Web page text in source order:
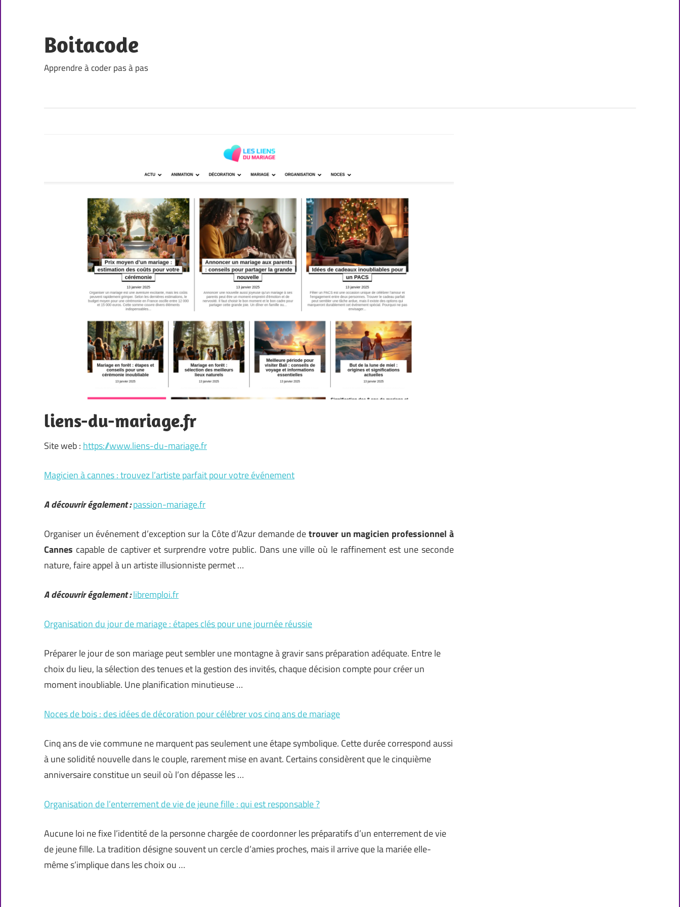
content
Boitacode
Apprendre à coder pas à pas
liens-du-mariage.fr
Site web : https://www.liens-du-mariage.fr
Magicien à cannes : trouvez l’artiste parfait pour votre événement
A découvrir également :passion-mariage.fr
Organiser un événement d’exception sur la Côte d’Azur demande detrouver un magicien professionnel à
Cannes capable de captiver et surprendre votre public. Dans une ville où le raffinement est une seconde
nature, faire appel à un artiste illusionniste permet …
A découvrir également :libremploi.fr
Organisation du jour de mariage : étapes clés pour une journée réussie
Préparer le jour de son mariage peut sembler une montagne à gravir sans préparation adéquate. Entre le
choix du lieu, la sélection des tenues et la gestion des invités, chaque décision compte pour créer un
moment inoubliable. Une planification minutieuse …
Noces de bois : des idées de décoration pour célébrer vos cinq ans de mariage
Cinq ans de vie commune ne marquent pas seulement une étape symbolique. Cette durée correspond aussi
à une solidité nouvelle dans le couple, rarement mise en avant. Certains considèrent que le cinquième
anniversaire constitue un seuil où l’on dépasse les …
Organisation de l’enterrement de vie de jeune fille : qui est responsable ?
Aucune loi ne fixe l’identité de la personne chargée de coordonner les préparatifs d’un enterrement de vie
de jeune fille. La tradition désigne souvent un cercle d’amies proches, mais il arrive que la mariée elle-
même s’implique dans les choix ou …